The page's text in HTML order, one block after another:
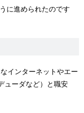
に進められたのです
インターネットやエー
ューダなど）と職安